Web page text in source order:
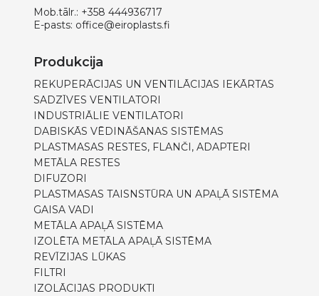
Mob.tālr.: +358 444936717
E-pasts: office@eiroplasts.fi
Produkcija
REKUPERĀCIJAS UN VENTILĀCIJAS IEKĀRTAS
SADZĪVES VENTILATORI
INDUSTRIĀLIE VENTILATORI
DABISKĀS VĒDINĀŠANAS SISTĒMAS
PLASTMASAS RESTES, FLANČI, ADAPTERI
METĀLA RESTES
DIFUZORI
PLASTMASAS TAISNSTŪRA UN APAĻĀ SISTĒMA
GAISA VADI
METĀLA APAĻĀ SISTĒMA
IZOLĒTA METĀLA APAĻĀ SISTĒMA
REVĪZIJAS LŪKAS
FILTRI
IZOLĀCIJAS PRODUKTI